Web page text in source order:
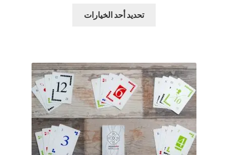
تحديد أحد الخيارات
لهذا
المنتج.
يمكن
اختيار
الخيارات
على
صفحة